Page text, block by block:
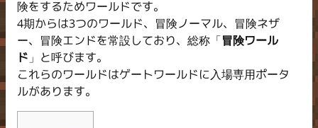
険をするためワールドです。
4期からは3つのワールド、冒険ノーマル、冒険ネザ
ー、冒険エンドを常設しており、総称「冒険ワール
ド 」と呼びます。
これらのワールドはゲートワールドに入場専用ポータ
ルがあります。